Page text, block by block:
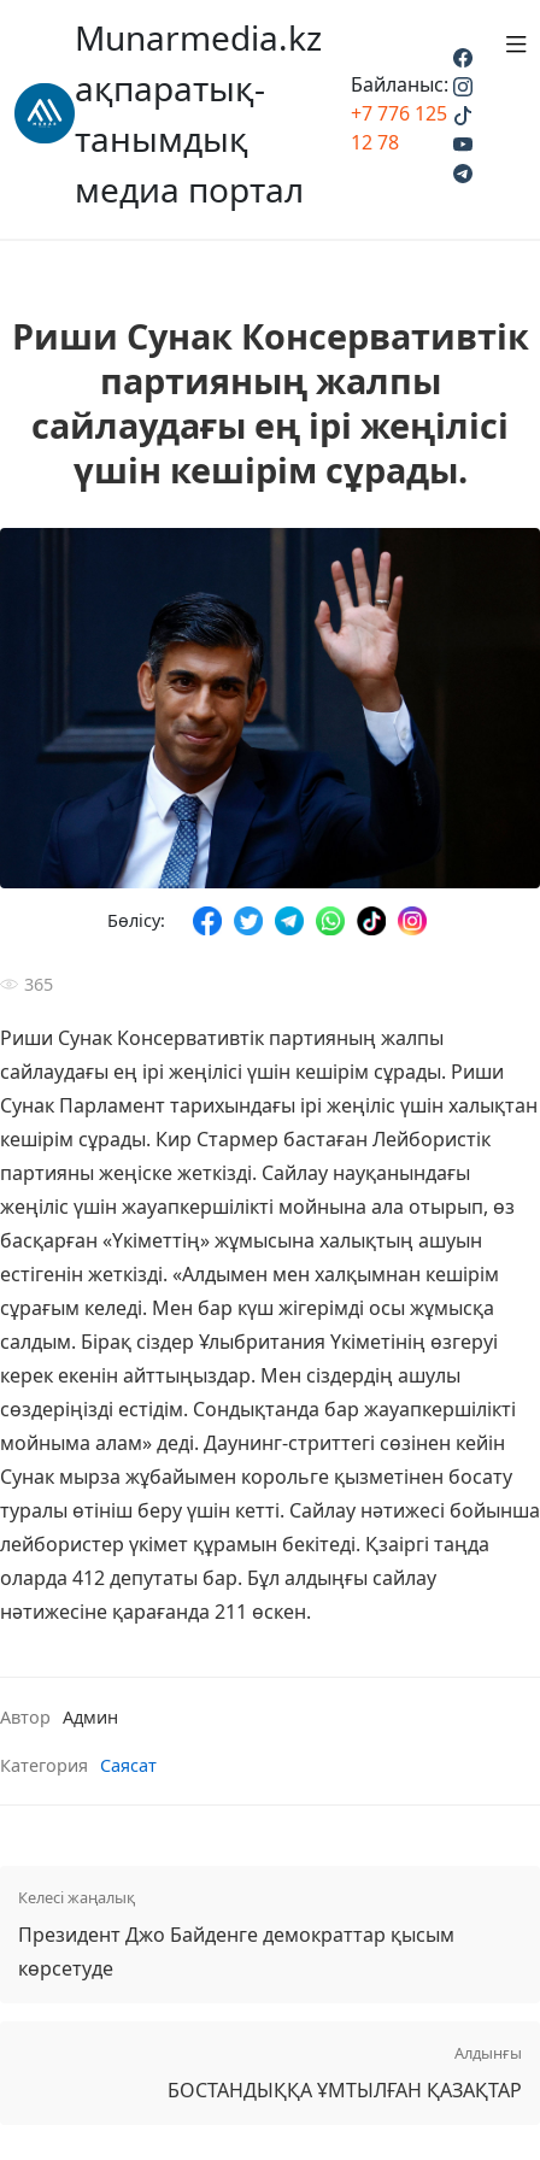
Munarmedia.kz
ақпаратық-
танымдық
медиа портал
Байланыс:
+7 776 125
12 78
Риши Сунак Консервативтік
партияның жалпы
сайлаудағы ең ірі жеңілісі
үшін кешірім сұрады.
Бөлісу:
365
Риши Сунак Консервативтік партияның жалпы
сайлаудағы ең ірі жеңілісі үшін кешірім сұрады. Риши
Сунак Парламент тарихындағы ірі жеңіліс үшін халықтан
кешірім сұрады. Кир Стармер бастаған Лейбористік
партияны жеңіске жеткізді. Сайлау науқанындағы
жеңіліс үшін жауапкершілікті мойнына ала отырып, өз
басқарған «Үкіметтің» жұмысына халықтың ашуын
естігенін жеткізді. «Алдымен мен халқымнан кешірім
сұрағым келеді. Мен бар күш жігерімді осы жұмысқа
салдым. Бірақ сіздер Ұлыбритания Үкіметінің өзгеруі
керек екенін айттыңыздар. Мен сіздердің ашулы
сөздеріңізді естідім. Сондықтанда бар жауапкершілікті
мойныма алам» деді. Даунинг-стриттегі сөзінен кейін
Сунак мырза жұбайымен корольге қызметінен босату
туралы өтініш беру үшін кетті. Сайлау нәтижесі бойынша
лейбористер үкімет құрамын бекітеді. Қзаіргі таңда
оларда 412 депутаты бар. Бұл алдыңғы сайлау
нәтижесіне қарағанда 211 өскен.
Автор Админ
Категория Саясат
Келесі жаңалық
Президент Джо Байденге демократтар қысым
көрсетуде
Алдынғы
БОСТАНДЫҚҚА ҰМТЫЛҒАН ҚАЗАҚТАР